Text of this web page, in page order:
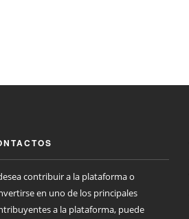
contribuir a la plataforma o
en uno de los principales
a la plataforma, puede